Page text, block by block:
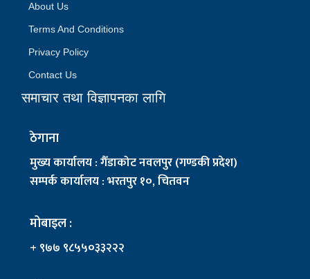
About Us
Terms And Conditions
Privacy Policy
Contact Us
समाचार तथा विज्ञापनका लागि
ठेगाना
मुख्य कार्यालय : गैँडाकोट नवलपुर (गण्डकी प्रदेश)
सम्पर्क कार्यालय : भरतपुर १०, चितवन
मोबाइल :
+ ९७७ ९८५५०३३२२२